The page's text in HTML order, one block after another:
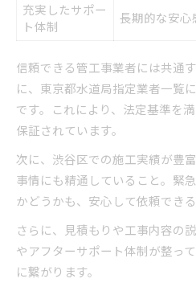
充実したサポー
ト体制
長期的な安心
信頼できる管工事業者には共通
に、東京都水道局指定業者一覧
です。これにより、法定基準を
保証されています。
次に、渋谷区での施工実績が豊
事情にも精通していること。緊
かどうかも、安心して依頼でき
さらに、見積もりや工事内容の
やアフターサポート体制が整っ
に繋がります。